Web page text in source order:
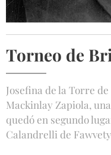
Torneo de
Josefina de la Torre
Mackinlay Zapiola,
quedó en segundo
Calandrelli de